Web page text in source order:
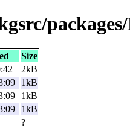
Size
2kB
1kB
1kB
1kB
?